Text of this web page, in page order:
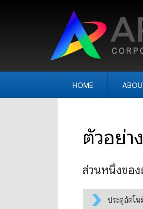
HOME
ตัวอย่า
ส่วนหนึ่งของ
ประตูอัตโน